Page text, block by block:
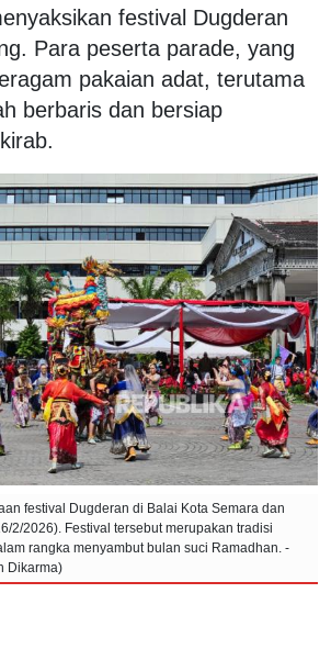
festival Dugderan
Para peserta parade, yang
pakaian adat, terutama
berbaris dan bersiap
festival Dugderan di Balai Kota Semara dan
2/2026). Festival tersebut merupakan tradisi
rangka menyambut bulan suci Ramadhan. -
Dikarma)